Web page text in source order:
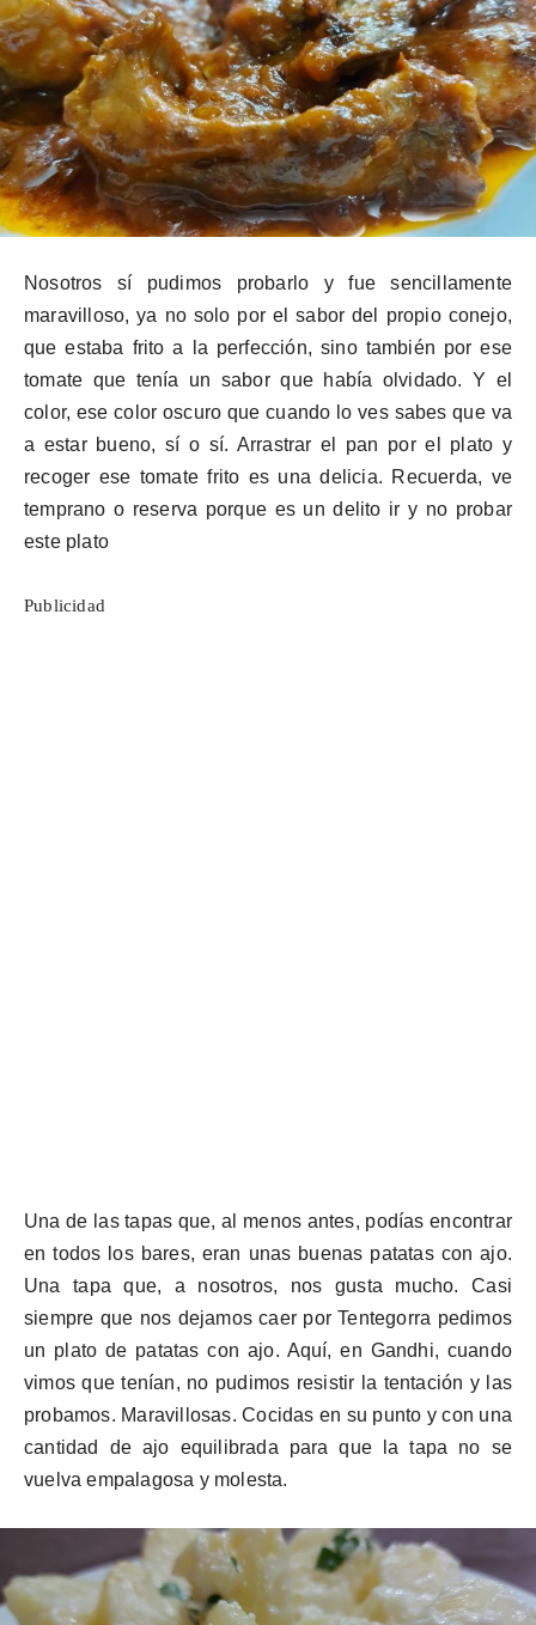
Nosotros sí pudimos probarlo y fue sencillamente
maravilloso, ya no solo por el sabor del propio conejo,
que estaba frito a la perfección, sino también por ese
tomate que tenía un sabor que había olvidado. Y el
color, ese color oscuro que cuando lo ves sabes que va
a estar bueno, sí o sí. Arrastrar el pan por el plato y
recoger ese tomate frito es una delicia. Recuerda, ve
temprano o reserva porque es un delito ir y no probar
este plato
Publicidad
Una de las tapas que, al menos antes, podías encontrar
en todos los bares, eran unas buenas patatas con ajo.
Una tapa que, a nosotros, nos gusta mucho. Casi
siempre que nos dejamos caer porTentegorra pedimos
un plato de patatas con ajo. Aquí, en Gandhi, cuando
vimos que tenían, no pudimos resistir la tentación y las
probamos. Maravillosas. Cocidas en su punto y con una
cantidad de ajo equilibrada para que la tapa no se
vuelva empalagosa y molesta.